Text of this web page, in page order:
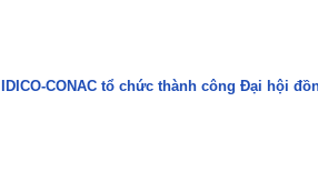
IDICO-CONAC tổ chức thành công Đại hội